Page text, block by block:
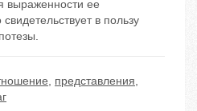
выраженности ее
в пользу
, представления,